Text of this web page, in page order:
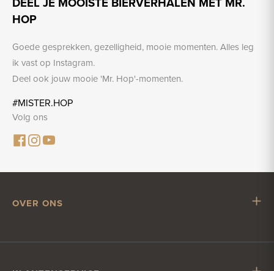
HOP
Goede gesprekken, gezelligheid, mooie momenten. Alles leg
ik vast op Instagram.
Deel ook jouw mooie 'Mr. Hop'-momenten.
#MISTER.HOP
Volg ons
OVER ONS
Vacatures